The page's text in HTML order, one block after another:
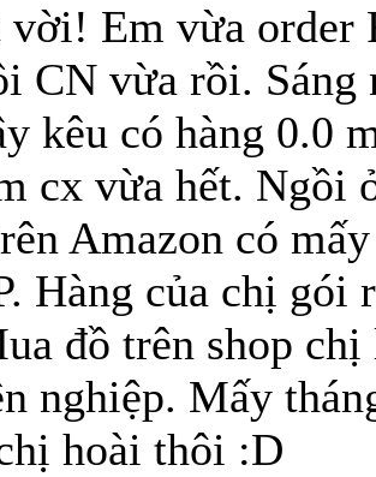
vời! Em vừa order
CN vừa rồi. Sáng
kêu có hàng 0.0
cx vừa hết. Ngồi
Amazon có
Hàng của chị gói
đồ trên shop
nghiệp. Mấy
hoài thôi :D